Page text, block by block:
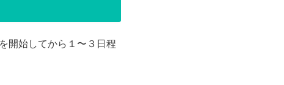
開始してから１〜３日程